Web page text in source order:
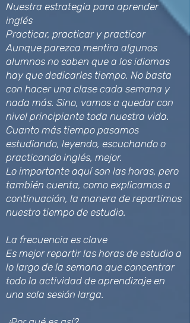
Nuestra estrategia para aprender
inglés
Practicar, practicar y practicar
Aunque parezca mentira algunos
alumnos no saben que a los idiomas
hay que dedicarles tiempo. No basta
con hacer una clase cada semana y
nada más. Sino, vamos a quedar con
nivel principiante toda nuestra vida.
Cuanto más tiempo pasamos
estudiando, leyendo, escuchando o
practicando inglés, mejor.
Lo importante aquí son las horas, pero
también cuenta, como explicamos a
continuación, la manera de repartimos
nuestro tiempo de estudio.
La frecuencia es clave
Es mejor repartir las horas de estudio a
lo largo de la semana que concentrar
todo la actividad de aprendizaje en
una sola sesión larga.